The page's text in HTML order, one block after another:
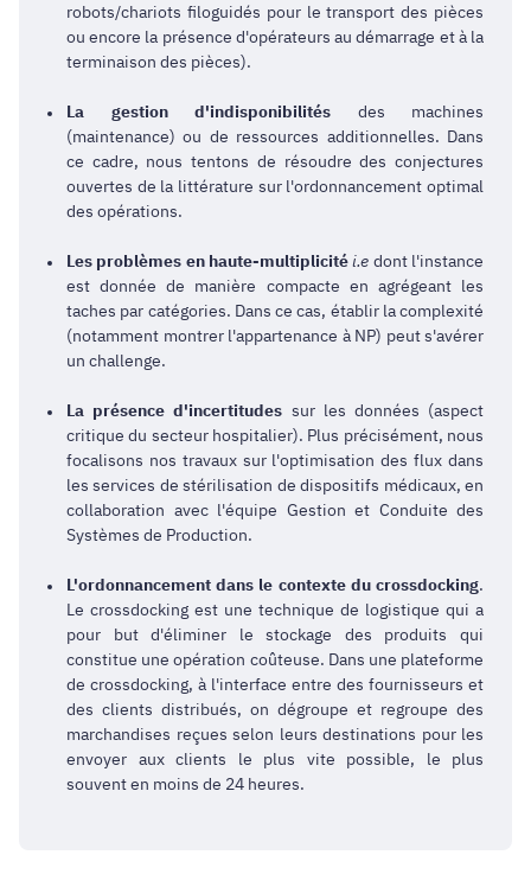
robots/chariots filoguidés pour le transport des pièces
ou encore la présence d'opérateurs au démarrage et à la
terminaison des pièces).
La gestion d'indisponibilités des machines
(maintenance) ou de ressources additionnelles. Dans
ce cadre, nous tentons de résoudre des conjectures
ouvertes de la littérature sur l'ordonnancement optimal
des opérations.
Les problèmes en haute-multiplicitéi.e dont l'instance
est donnée de manière compacte en agrégeant les
taches par catégories. Dans ce cas, établir la complexité
(notamment montrer l'appartenance à NP) peut s'avérer
un challenge.
La présence d'incertitudes sur les données (aspect
critique du secteur hospitalier). Plus précisément, nous
focalisons nos travaux sur l'optimisation des flux dans
les services de stérilisation de dispositifs médicaux, en
collaboration avec l'équipe Gestion et Conduite des
Systèmes de Production.
L'ordonnancement dans le contexte du crossdocking.
Le crossdocking est une technique de logistique qui a
pour but d'éliminer le stockage des produits qui
constitue une opération coûteuse. Dans une plateforme
de crossdocking, à l'interface entre des fournisseurs et
des clients distribués, on dégroupe et regroupe des
marchandises reçues selon leurs destinations pour les
envoyer aux clients le plus vite possible, le plus
souvent en moins de 24 heures.